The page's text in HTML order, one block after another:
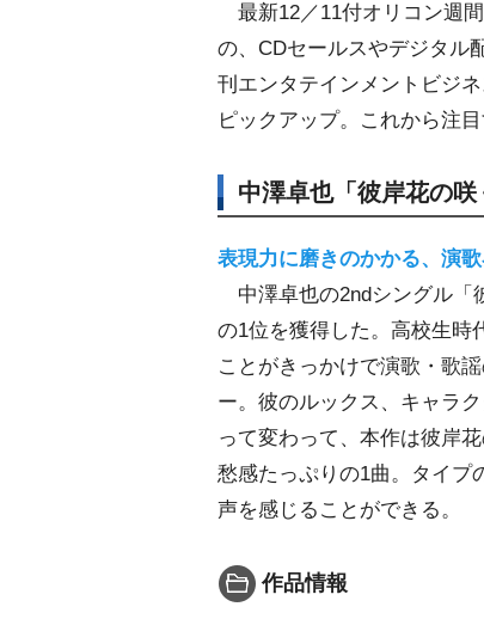
最新12／11付オリコン週
の、CDセールスやデジタル
刊エンタテインメントビジ
ピックアップ。これから注
中澤卓也「彼岸花の
表現力に磨きのかかる、演
中澤卓也の2ndシングル「
の1位を獲得した。高校生時
ことがきっかけで演歌・歌
ー。彼のルックス、キャラ
って変わって、本作は彼岸
愁感たっぷりの1曲。タイプ
声を感じることができる。
作品情報